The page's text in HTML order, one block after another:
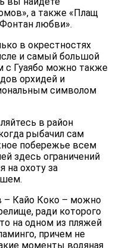
а также «Плащ
любви».
в окрестностях
и самый большой
с Гуаябо можно также
орхидей и
символом
в район
рыбачил сам
побережье всем
здесь ограничений
на охоту за
– Кайо Коко – можно
ради которого
на одном из пляжей
причем не
моменты водяная